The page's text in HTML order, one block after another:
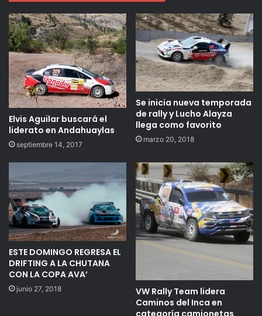
Elvis Aguilar buscará el
liderato en Andahuaylas
septiembre 14, 2017
Se inicia nueva temporada
de rally y Lucho Alayza
llega como favorito
marzo 20, 2018
ESTE DOMINGO REGRESA EL
DRIFTING A LA CHUTANA
CON LA COPA AVA’
junio 27, 2018
VW Rally Team lidera
Caminos del Inca en